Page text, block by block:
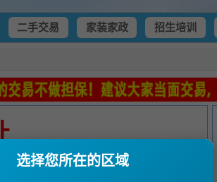
选择您所在的区域
二手交易 家装家政 招生培训